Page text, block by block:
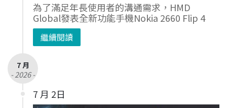
為了滿足年長使用者的溝通需求，HMD
Global發表全新功能手機Nokia 2660 Flip 4
繼續閱讀
7 月
- 2026 -
7 月 2日